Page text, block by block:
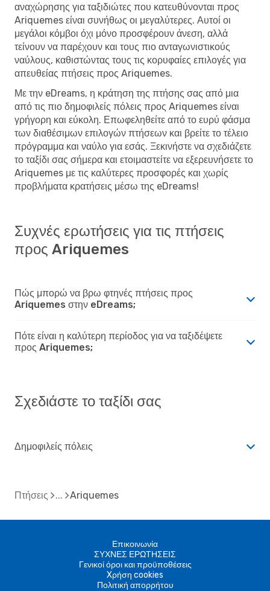
αναχώρησης για ταξιδιώτες που κατευθύνονται προς
Ariquemes είναι συνήθως οι μεγαλύτερες. Αυτοί οι
μεγάλοι κόμβοι όχι μόνο προσφέρουν άνεση, αλλά
τείνουν να παρέχουν και τους πιο ανταγωνιστικούς
ναύλους, καθιστώντας τους τις κορυφαίες επιλογές για
απευθείας πτήσεις προς Ariquemes.
Με την eDreams, η κράτηση της πτήσης σας από μια
από τις πιο δημοφιλείς πόλεις προς Ariquemes είναι
γρήγορη και εύκολη. Επωφεληθείτε από το ευρύ φάσμα
των διαθέσιμων επιλογών πτήσεων και βρείτε το τέλειο
πρόγραμμα και ναύλο για εσάς. Ξεκινήστε να σχεδιάζετε
το ταξίδι σας σήμερα και ετοιμαστείτε να εξερευνήσετε το
Ariquemes με τις καλύτερες προσφορές και χωρίς
προβλήματα κρατήσεις μέσω της eDreams!
Συχνές ερωτήσεις για τις πτήσεις
προς Ariquemes
Πώς μπορώ να βρω φτηνές πτήσεις προς
Ariquemes στην eDreams;
Πότε είναι η καλύτερη περίοδος για να ταξιδέψετε
προς Ariquemes;
Σχεδιάστε το ταξίδι σας
Δημοφιλείς πόλεις
Πτήσεις Ariquemes
Επικοινωνία
ΣΥΧΝΕΣ ΕΡΩΤΗΣΕΙΣ
Γενικοί όροι και προϋποθέσεις
Xρήση cookies
Πολιτική απορρήτου